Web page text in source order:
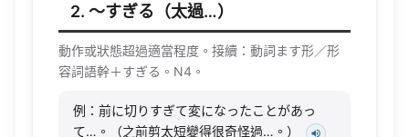
2. 〜すぎる（太過…）
動作或狀態超過適當程度。接續：動詞ます形／形
容詞語幹＋すぎる。N4。
例：前に切りすぎて変になったことがあっ
て…。（之前剪太短變得很奇怪過…。）